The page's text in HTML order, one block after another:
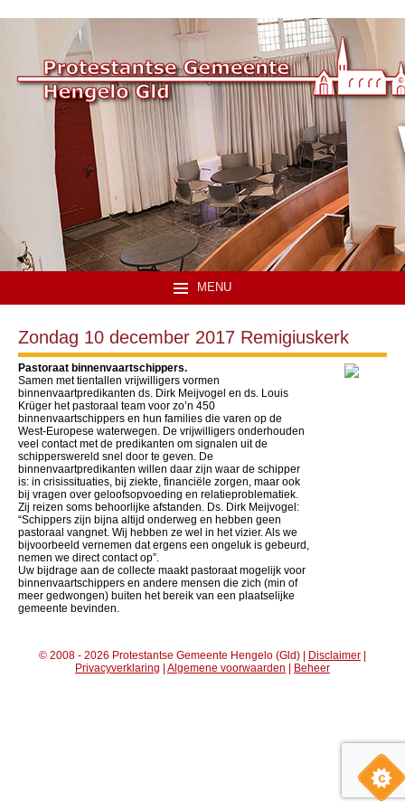
MENU
Zondag 10 december 2017 Remigiuskerk
Pastoraat binnenvaartschippers.
Samen met tientallen vrijwilligers vormen
binnenvaartpredikanten ds. Dirk Meijvogel en ds. Louis
Krüger het pastoraal team voor zo’n 450
binnenvaartschippers en hun families die varen op de
West-Europese waterwegen. De vrijwilligers onderhouden
veel contact met de predikanten om signalen uit de
schipperswereld snel door te geven. De
binnenvaartpredikanten willen daar zijn waar de schipper
is: in crisissituaties, bij ziekte, financiële zorgen, maar ook
bij vragen over geloofsopvoeding en relatieproblematiek.
Zij reizen soms behoorlijke afstanden. Ds. Dirk Meijvogel:
“Schippers zijn bijna altijd onderweg en hebben geen
pastoraal vangnet. Wij hebben ze wel in het vizier. Als we
bijvoorbeeld vernemen dat ergens een ongeluk is gebeurd,
nemen we direct contact op”.
Uw bijdrage aan de collecte maakt pastoraat mogelijk voor
binnenvaartschippers en andere mensen die zich (min of
meer gedwongen) buiten het bereik van een plaatselijke
gemeente bevinden.
© 2008 - 2026 Protestantse Gemeente Hengelo (Gld) | Disclaimer |
Privacyverklaring | Algemene voorwaarden | Beheer